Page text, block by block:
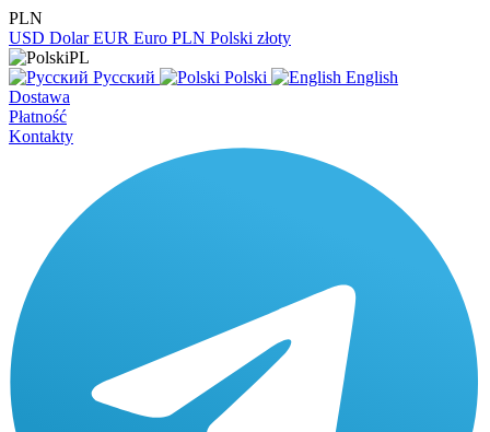
PLN
USD Dolar EUR Euro PLN Polski złoty
PL
Русский
Polski
English
Dostawa
Płatność
Kontakty